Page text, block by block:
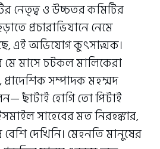
নেতৃত্ব ও উচ্চতর কমিটির
প্রচারাভিযানে নেমে
এই অভিযোগ কুৎসাত্মক।
মাসে চটকল মালিকেরা
সম্পাদক মহম্মদ
ছাঁটাই হোগি তো পিটাই
সাহেবের মত নিরহঙ্কার,
দেখিনি। মেহনতি মানুষের